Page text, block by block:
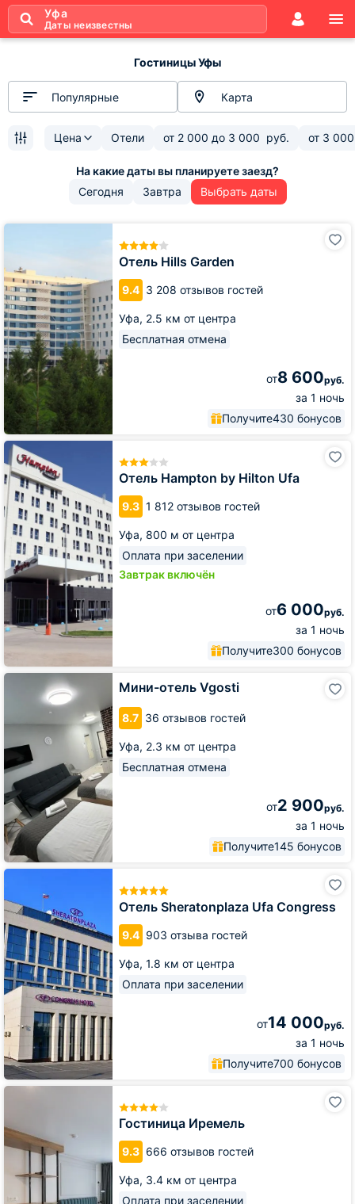
Уфа
Даты неизвестны
Гостиницы Уфы
Популярные Карта
Цена Отели от 2 000 до 3 000 руб. от 3 000
Сегодня Завтра Выбрать даты
Отель Hills Garden
9.4 3 208 отзывов гостей
Уфа, 2.5 км от центра
Бесплатная отмена
от8 600руб.
за 1 ночь
Получите430 бонусов
Отель
Отель Hampton by Hilton Ufa
9.3 1 812 отзывов гостей
Уфа, 800 м от центра
Оплата при заселении
Завтрак включён
от6 000руб.
за 1 ночь
Получите300 бонусов
Отель
Hampton
by
Hilton
Ufa
Мини-отель Vgosti
8.7 36 отзывов гостей
Уфа, 2.3 км от центра
Бесплатная отмена
от2 900руб.
за 1 ночь
Получите145 бонусов
Мини-
Отель Sheratonplaza Ufa Congress
9.4 903 отзыва гостей
Уфа, 1.8 км от центра
Оплата при заселении
от14 000руб.
за 1 ночь
Получите700 бонусов
Отель
Ufa
Congress
Гостиница Иремель
9.3 666 отзывов гостей
Уфа, 3.4 км от центра
Оплата при заселении
Гостиница